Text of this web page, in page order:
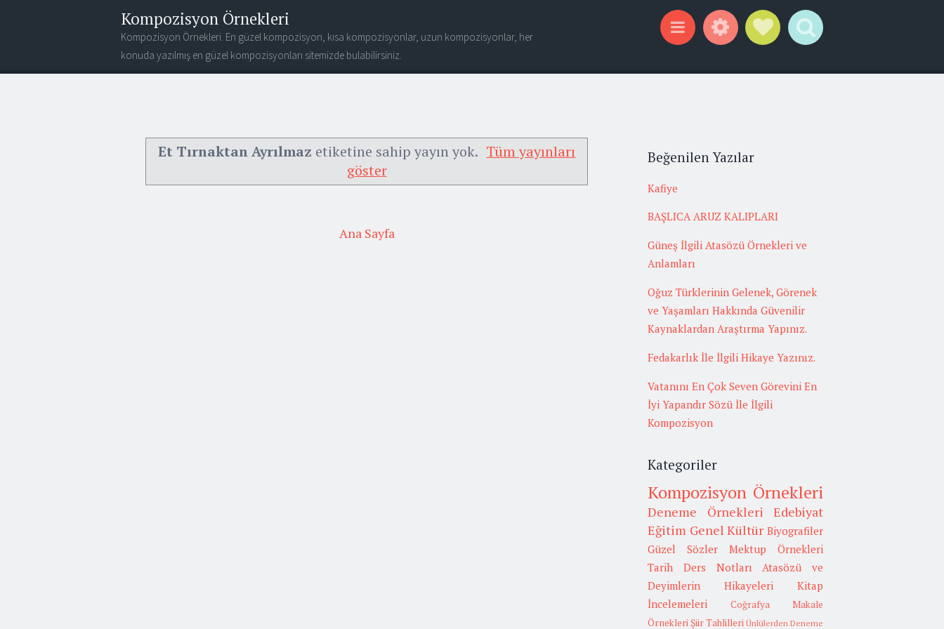
Kompozisyon Örnekleri
Kompozisyon Örnekleri. En güzel kompozisyon, kısa kompozisyonlar, uzun kompozisyonlar, her
konuda yazılmış en güzel kompozisyonları sitemizde bulabilirsiniz.
Et Tırnaktan Ayrılmaz etiketine sahip yayın yok. Tüm yayınları
göster
Ana Sayfa
Beğenilen Yazılar
Kafiye
BAŞLICA ARUZ KALIPLARI
Güneş İlgili Atasözü Örnekleri ve
Anlamları
Oğuz Türklerinin Gelenek, Görenek
ve Yaşamları Hakkında Güvenilir
Kaynaklardan Araştırma Yapınız.
Fedakarlık İle İlgili Hikaye Yazınız.
Vatanını En Çok Seven Görevini En
İyi Yapandır Sözü İle İlgili
Kompozisyon
Kategoriler
Kompozisyon Örnekleri
Deneme Örnekleri
Edebiyat
Eğitim Genel Kültür Biyografiler
Güzel Sözler
Mektup Örnekleri
Tarih
Ders Notları
Atasözü ve
Deyimlerin Hikayeleri
Kitap
İncelemeleri
Coğrafya
Makale
Örnekleri Şiir Tahlilleri Ünlülerden Deneme